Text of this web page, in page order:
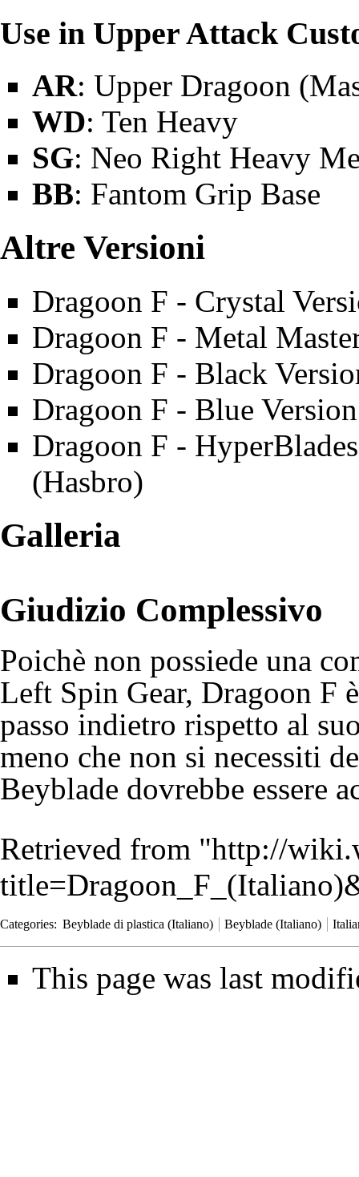
Use in Upper Attack
AR: Upper Dragoon (
WD: Ten Heavy
SG: Neo Right Heavy
BB: Fantom Grip Base
Altre Versioni
Dragoon F - Crystal
Dragoon F - Metal
Dragoon F - Black
Dragoon F - Blue Version
Dragoon F -
(Hasbro)
Galleria
Giudizio Complessivo
Poichè non possiede una
Left Spin Gear, Dragoon F
passo indietro rispetto al
meno che non si necessiti
Beyblade dovrebbe essere
Retrieved from "http://
Categories: Beyblade di plastica (Italiano) Beyblade (Italiano)
This page was last